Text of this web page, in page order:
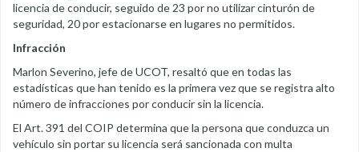
licencia de conducir, seguido de 23 por no utilizar cinturón de
seguridad, 20 por estacionarse en lugares no permitidos.
Infracción
Marlon Severino, jefe de UCOT, resaltó que en todas las
estadísticas que han tenido es la primera vez que se registra alto
número de infracciones por conducir sin la licencia.
El Art. 391 del COIP determina que la persona que conduzca un
vehículo sin portar su licencia será sancionada con multa